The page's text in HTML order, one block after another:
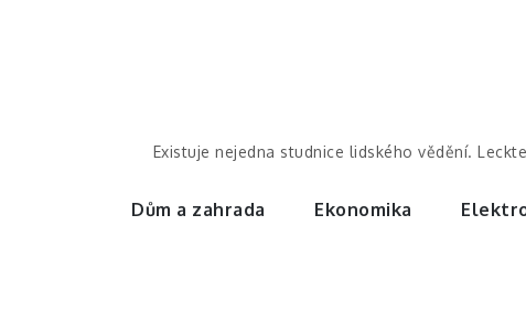
Existuje nejedna studnice lidského vědění.
Dům a zahrada Ekonomika